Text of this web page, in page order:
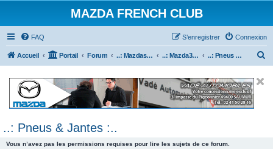
MAZDA FRENCH CLUB
FAQ Connexion
S’enregistrer
Accueil Portail Forum ..: Mazdaspeed & MPS :.. ..: Mazda3 MPS & Mazdaspeed 3 :.. ..: Pneus & Jantes :..
..: Pneus & Jantes :..
Vous n’avez pas les permissions requises pour lire les sujets de ce forum.